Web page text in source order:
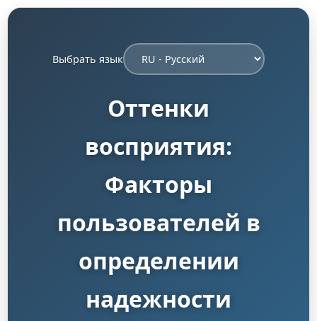
Выбрать язык
Оттенки
восприятия:
Факторы
пользователей в
определении
надежности